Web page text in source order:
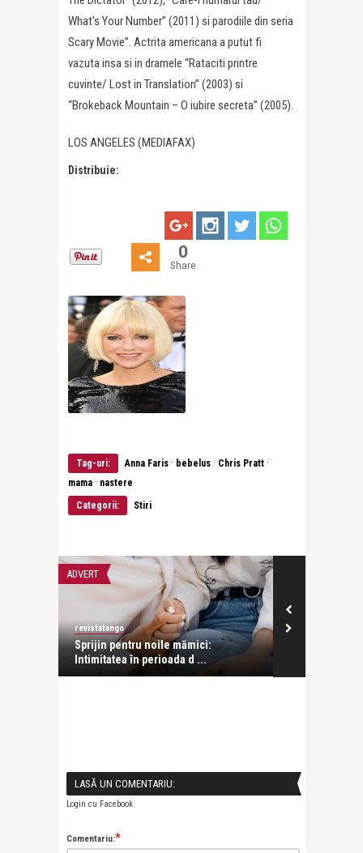
What’s Your Number” (2011) si parodiile din seria
Scary Movie”. Actrita americana a putut fi
vazuta insa si in dramele “Rataciti printre
cuvinte/ Lost in Translation” (2003) si
“Brokeback Mountain – O iubire secreta” (2005).
LOS ANGELES (MEDIAFAX)
Distribuie:
0
Share
Tag-uri: Anna Faris · bebelus · Chris Pratt ·
mama · nastere
Categorii:
Stiri
ADVERT
revistatango
Sprijin pentru noile mămici:
Intimitatea în perioada d ...
LASĂ UN COMENTARIU:
Login cu Facebook
Comentariu:*